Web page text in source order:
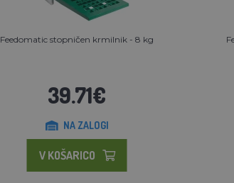
Feedomatic stopničen krmilnik - 8 kg
39.71€
NA ZALOGI
V KOŠARICO